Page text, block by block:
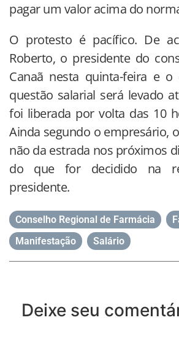
pagar um valor acima do
O protesto é pacífico. De
Roberto, o presidente do
Canaã nesta quinta-feira e
questão salarial será levado
foi liberada por volta das 10
Ainda segundo o empresário,
não da estrada nos próximos
do que for decidido na
presidente.
Conselho Regional de Farmácia
Manifestação
Salário
Deixe seu